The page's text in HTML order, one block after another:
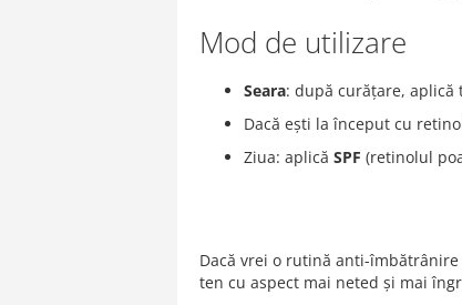
Mod de utilizare
Seara: după curățare, aplică
Dacă ești la început cu
Ziua: aplică SPF (retinolul
Dacă vrei o rutină anti-
ten cu aspect mai neted și mai